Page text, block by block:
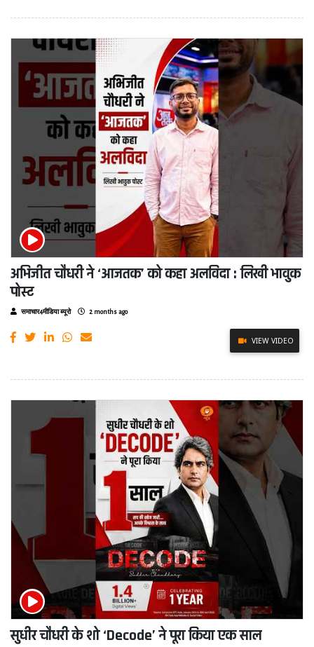
अभिजीत चौधरी ने ‘आजतक’ को कहा अलविदा : लिखी भावुक
पोस्ट
समाचार4मीडिया ब्यूरो 2 months ago
VIEW VIDEO
सुधीर चौधरी के शो ‘Decode’ ने पूरा किया एक साल